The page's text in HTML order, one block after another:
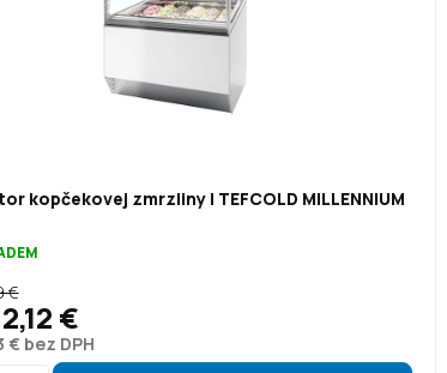
kopčekovej zmrzliny | TEFCOLD MILLENNIUM
€ bez DPH
€
€